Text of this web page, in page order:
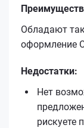
Обладают
оформление
Недостатки:
Нет
рискуете